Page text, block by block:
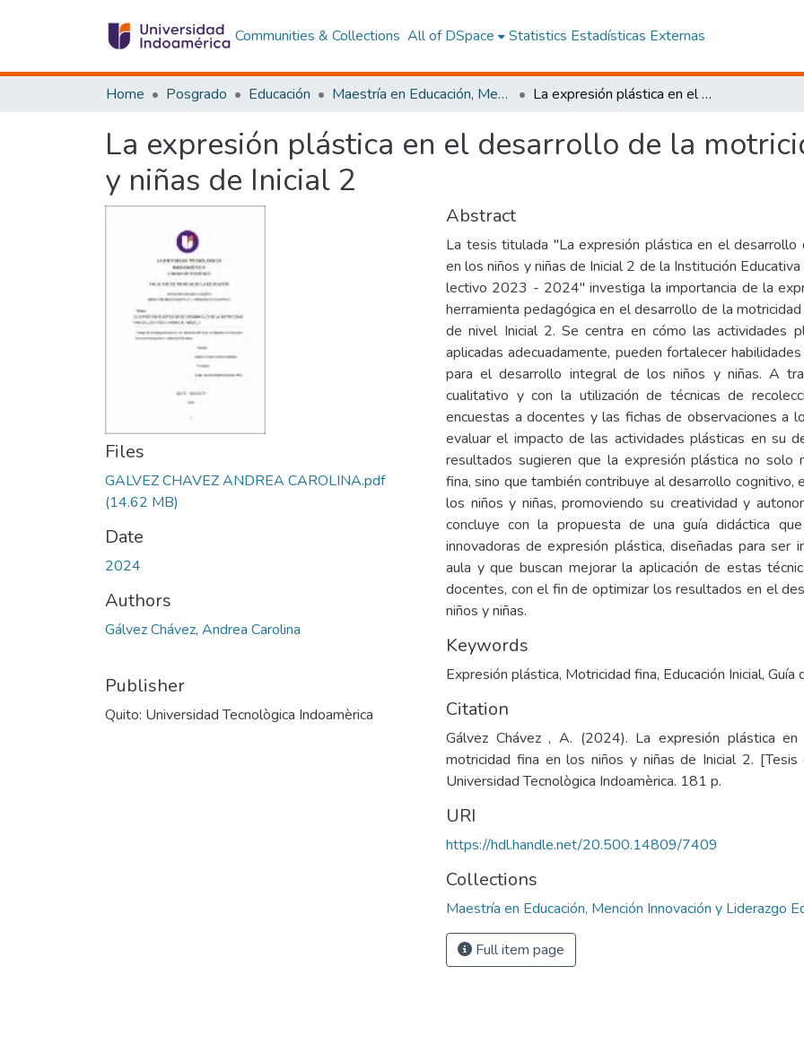
Communities & Collections All of DSpace Statistics Estadísticas Externas
Home Posgrado Educación Maestría en Educación, Mención Innovación y Liderazgo Educativo La expresión plástica en el desarrollo de la motricidad fina en los niños y niñas de Inicial 2
La expresión plástica en el desarrollo de la
y niñas de Inicial 2
Files
GALVEZ CHAVEZ ANDREA CAROLINA.pdf
(14.62 MB)
Date
2024
Authors
Gálvez Chávez, Andrea Carolina
Publisher
Quito: Universidad Tecnològica Indoamèrica
Abstract
La tesis titulada "La expresión plástica en el desarrollo
en los niños y niñas de Inicial 2 de la Institución
lectivo 2023 - 2024" investiga la importancia de la
herramienta pedagógica en el desarrollo de la
de nivel Inicial 2. Se centra en cómo las actividades
aplicadas adecuadamente, pueden fortalecer
para el desarrollo integral de los niños y niñas. A
cualitativo y con la utilización de técnicas de
encuestas a docentes y las fichas de observaciones a
evaluar el impacto de las actividades plásticas en su
resultados sugieren que la expresión plástica no solo
fina, sino que también contribuye al desarrollo cognitivo,
los niños y niñas, promoviendo su creatividad y
concluye con la propuesta de una guía didáctica
innovadoras de expresión plástica, diseñadas para ser
aula y que buscan mejorar la aplicación de estas
docentes, con el fin de optimizar los resultados en el
niños y niñas.
Keywords
Expresión plástica, Motricidad fina, Educación Inicial, Guía
Citation
Gálvez Chávez , A. (2024). La expresión plástica
motricidad fina en los niños y niñas de Inicial 2. [Tesis
Universidad Tecnològica Indoamèrica. 181 p.
URI
https://hdl.handle.net/20.500.14809/7409
Collections
Maestría en Educación, Mención Innovación y Liderazgo
Full item page